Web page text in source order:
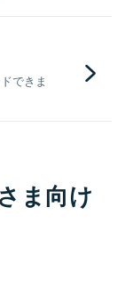
できま
ま向け